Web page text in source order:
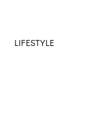
LIFESTYLE